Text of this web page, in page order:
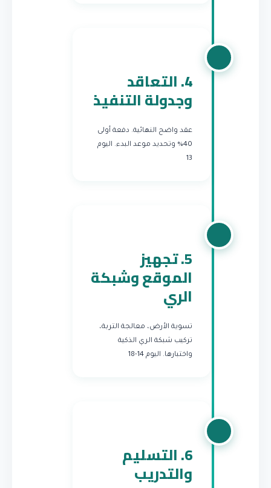
4. التعاقد
وجدولة التنفيذ
عقد واضح النهائية. دفعة أولى
40% وتحديد موعد البدء.
اليوم
13
5. تجهيز
الموقع وشبكة
الري
تسوية الأرض، معالجة التربة،
تركيب شبكة الري الذكية
واختبارها. اليوم 14-18
6. التسليم
والتدريب